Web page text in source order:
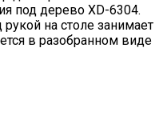
под дерево XD-6304.
на столе занимает
в разобранном виде